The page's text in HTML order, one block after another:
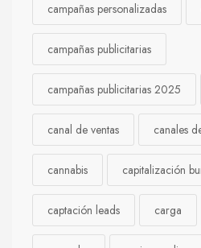
campañas personalizadas
campañas publicitarias
campañas publicitarias 2025
canal de ventas canales
cannabis capitalización
captación leads carga